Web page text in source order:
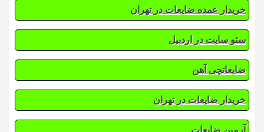
خریدار عمده ضایعات در تهران
سئو سایت در اردبیل
ضایعاتچی آهن
خریدار ضایعات در تهران